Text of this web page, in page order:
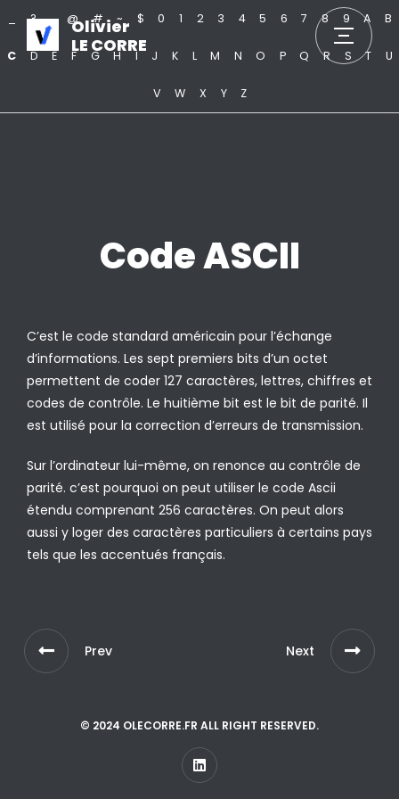
Olivier
LE CORRE
? . @ # ~ $ 0 1 2 3 4 5 6 7 8 9 A B
C D E F G H I J K L M N O P Q R S T U
V W X Y Z
Code ASCII
C’est le code standard américain pour l’échange
d’informations. Les sept premiers bits d’un octet
permettent de coder 127 caractères, lettres, chiffres et
codes de contrôle. Le huitième bit est le bit de parité. Il
est utilisé pour la correction d’erreurs de transmission.
Sur l’ordinateur lui-même, on renonce au contrôle de
parité. c’est pourquoi on peut utiliser le code Ascii
étendu comprenant 256 caractères. On peut alors
aussi y loger des caractères particuliers à certains pays
tels que les accentués français.
Prev Next
© 2024 OLECORRE.FR ALL RIGHT RESERVED.